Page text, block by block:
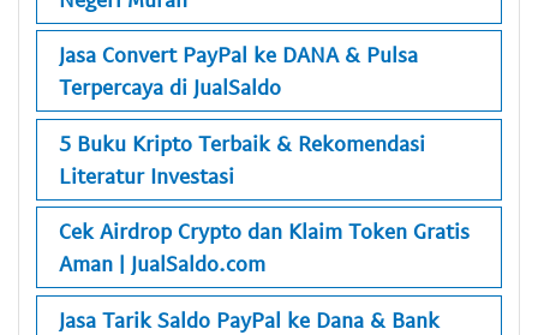
Jasa Convert PayPal ke DANA & Pulsa
Terpercaya di JualSaldo
5 Buku Kripto Terbaik & Rekomendasi
Literatur Investasi
Cek Airdrop Crypto dan Klaim Token Gratis
Aman | JualSaldo.com
Jasa Tarik Saldo PayPal ke Dana & Bank